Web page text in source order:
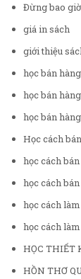
Đừng bao
giá in sách
giới thiệu
học bán
học bán
học bán
Học cách
học cách
học cách
học cách
học cách
HỌC THIẾT
HỒN THƠ